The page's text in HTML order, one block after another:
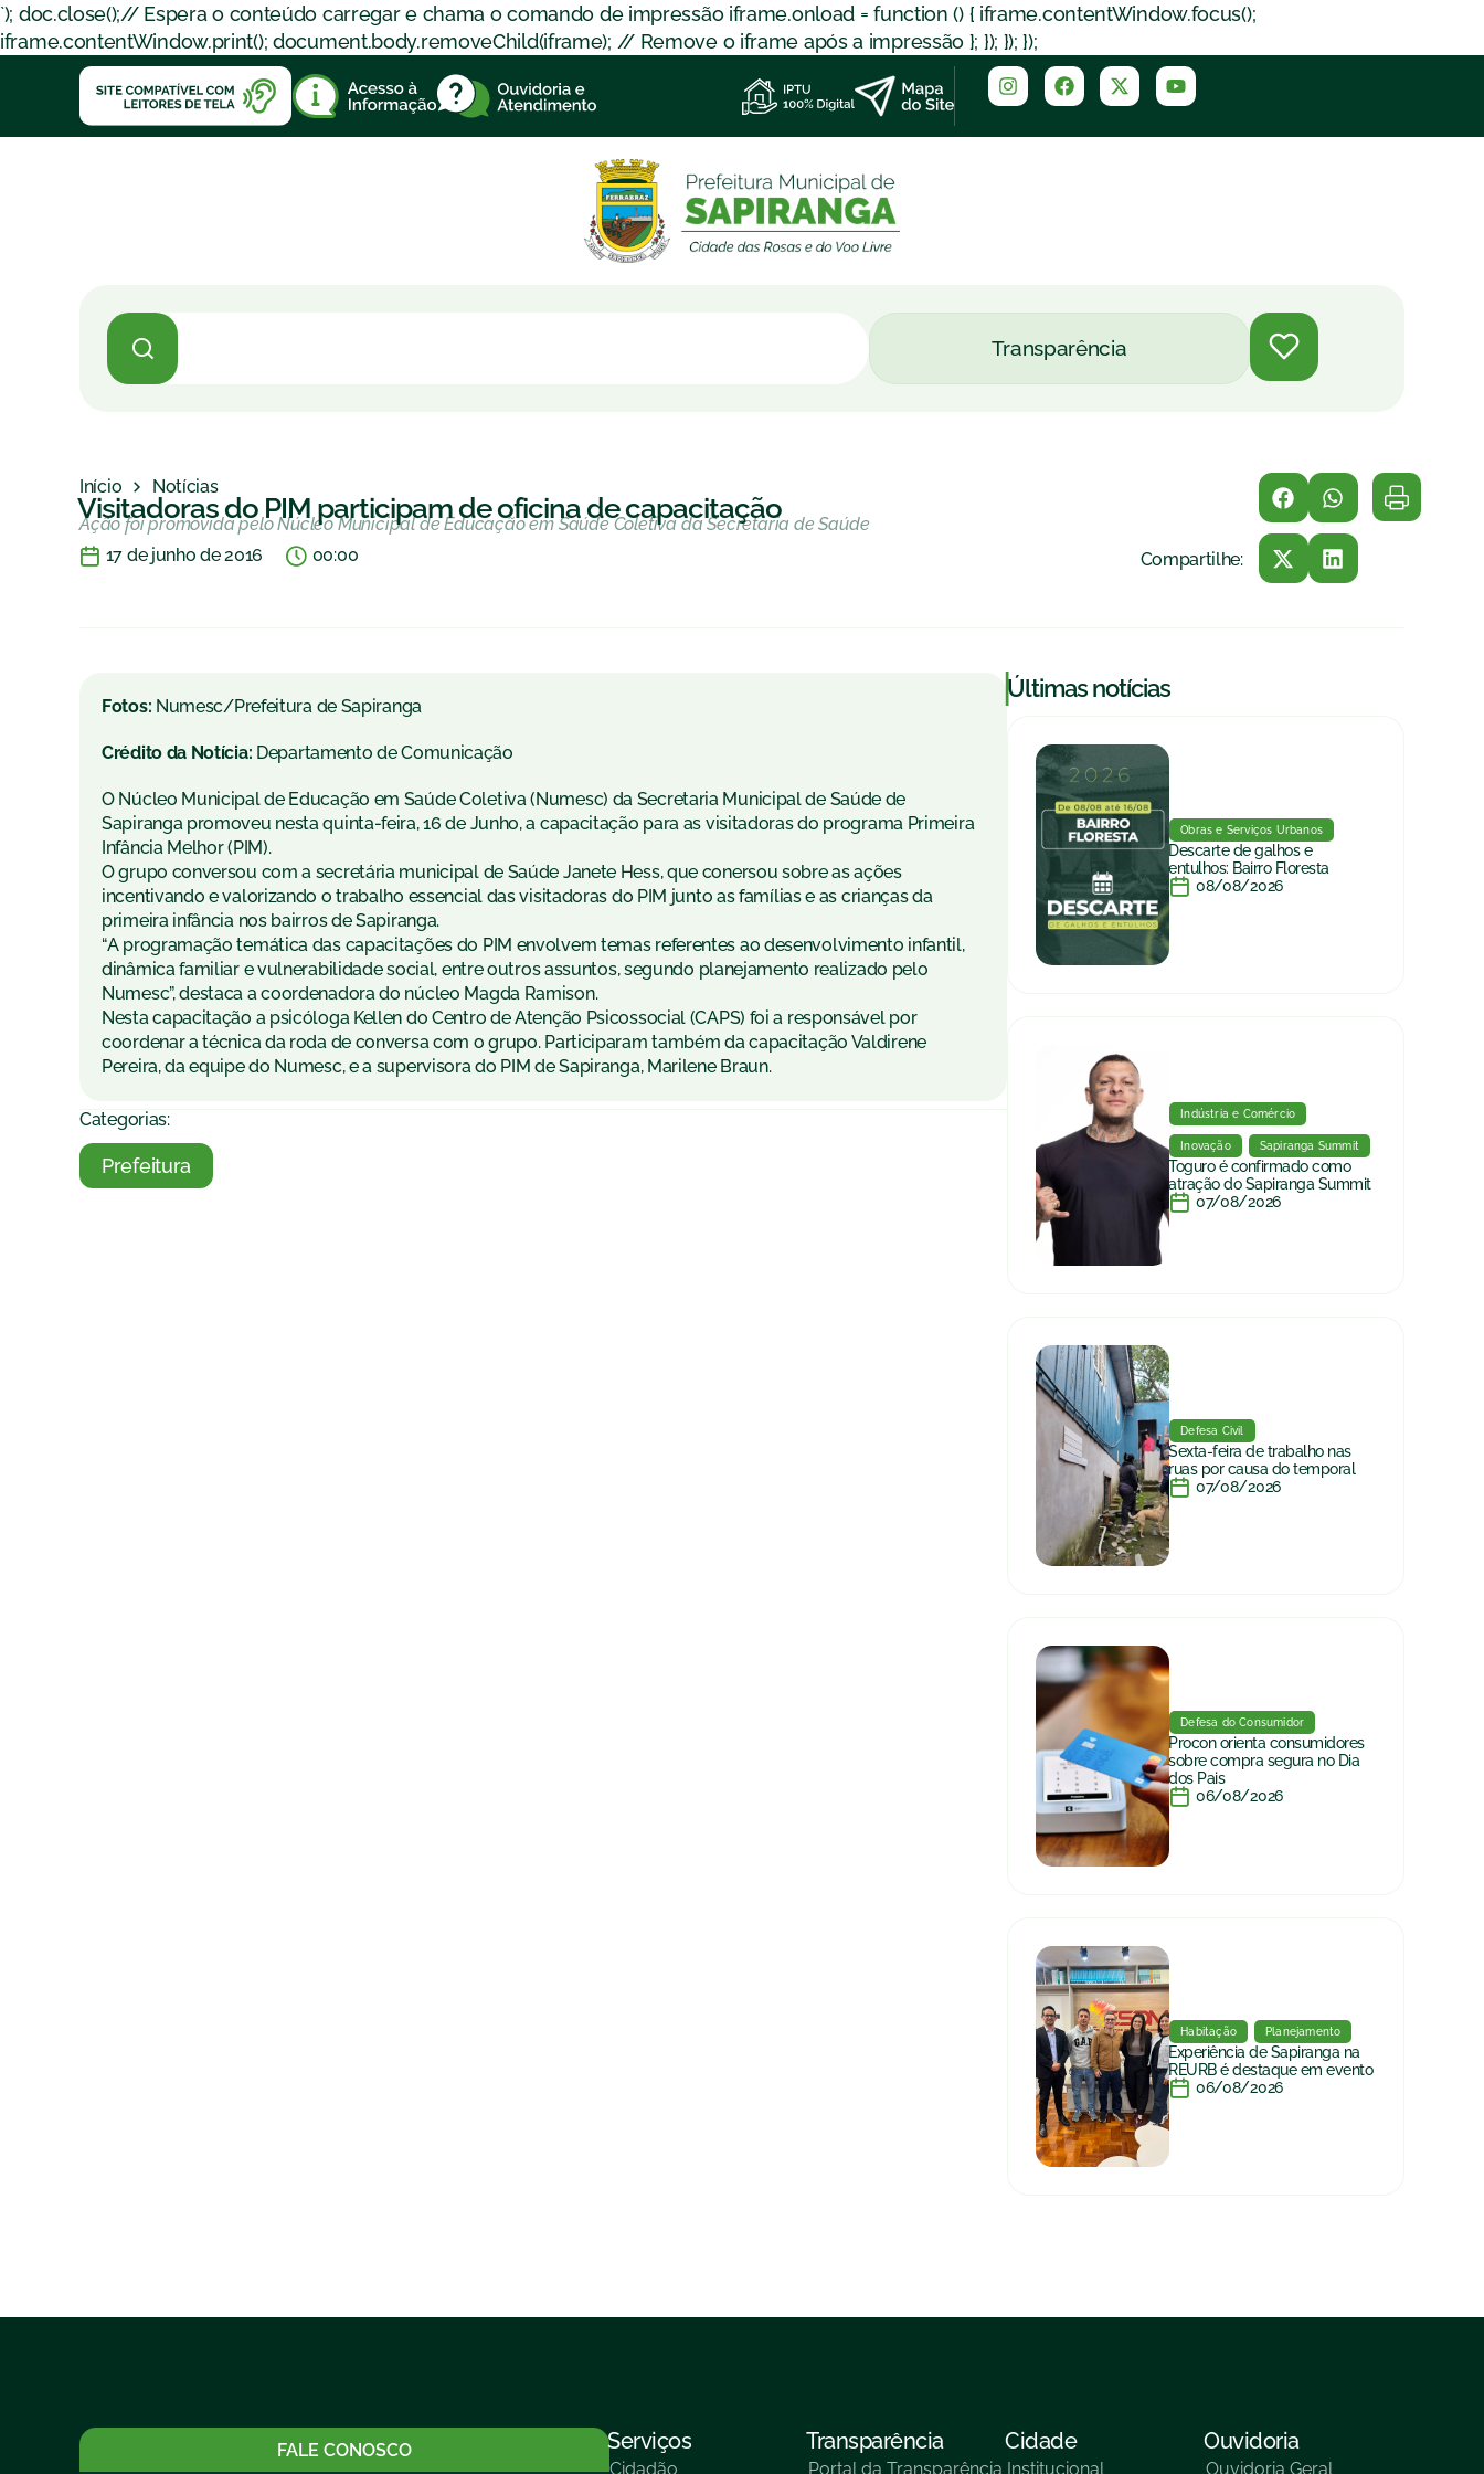
`); doc.close();// Espera o conteúdo carregar e chama o comando de impressão iframe.onload = function () { iframe.contentWindow.focus();
iframe.contentWindow.print(); document.body.removeChild(iframe); // Remove o iframe após a impressão }; }); }); });
Transparência
Início Notícias
Visitadoras do PIM participam de oficina de capacitação
Ação foi promovida pelo Núcleo Municipal de Educação em Saúde Coletiva da Secretaria de Saúde
17 de junho de 2016
00:00 Compartilhe:
Fotos: Numesc/Prefeitura de Sapiranga
Crédito da Notícia: Departamento de Comunicação
O Núcleo Municipal de Educação em Saúde Coletiva (Numesc) da Secretaria Municipal de Saúde de
Sapiranga promoveu nesta quinta-feira, 16 de Junho, a capacitação para as visitadoras do programa Primeira
Infância Melhor (PIM).
O grupo conversou com a secretária municipal de Saúde Janete Hess, que conersou sobre as ações
incentivando e valorizando o trabalho essencial das visitadoras do PIM junto as famílias e as crianças da
primeira infância nos bairros de Sapiranga.
“A programação temática das capacitações do PIM envolvem temas referentes ao desenvolvimento infantil,
dinâmica familiar e vulnerabilidade social, entre outros assuntos, segundo planejamento realizado pelo
Numesc”, destaca a coordenadora do núcleo Magda Ramison.
Nesta capacitação a psicóloga Kellen do Centro de Atenção Psicossocial (CAPS) foi a responsável por
coordenar a técnica da roda de conversa com o grupo. Participaram também da capacitação Valdirene
Pereira, da equipe do Numesc, e a supervisora do PIM de Sapiranga, Marilene Braun.
Categorias:
Prefeitura
|Últimas notícias
Obras e Serviços Urbanos
Descarte de galhos e
entulhos: Bairro Floresta
08/08/2026
Indústria e Comércio
Inovação Sapiranga Summit
Toguro é confirmado como
atração do Sapiranga Summit
07/08/2026
Defesa Civil
Sexta-feira de trabalho nas
ruas por causa do temporal
07/08/2026
Defesa do Consumidor
Procon orienta consumidores
sobre compra segura no Dia
dos Pais
06/08/2026
Habitação Planejamento
Experiência de Sapiranga na
REURB é destaque em evento
06/08/2026
FALE CONOSCO Serviços
Cidadão
Transparência
Portal da Transparência
Cidade
Institucional
Ouvidoria
Ouvidoria Geral